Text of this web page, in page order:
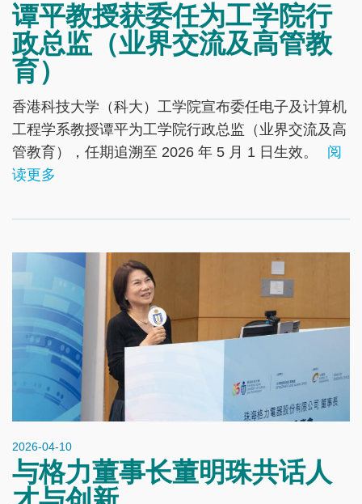
谭平教授获委任为工学院行
政总监（业界交流及高管教
育）
香港科技大学（科大）工学院宣布委任电子及计算机
工程学系教授谭平为工学院行政总监（业界交流及高
管教育），任期追溯至 2026 年 5 月 1 日生效。
阅
读更多
2026-04-10
与格力董事长董明珠共话人